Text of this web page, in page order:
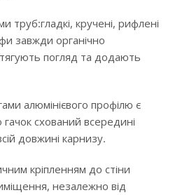
труб:гладкі, кручені, рифлені
завжди органічно
погляд та додають
алюмінієвого профілю є
гачок схований всередині
довжині карнизу.
кріпленням до стіни
незалежно від